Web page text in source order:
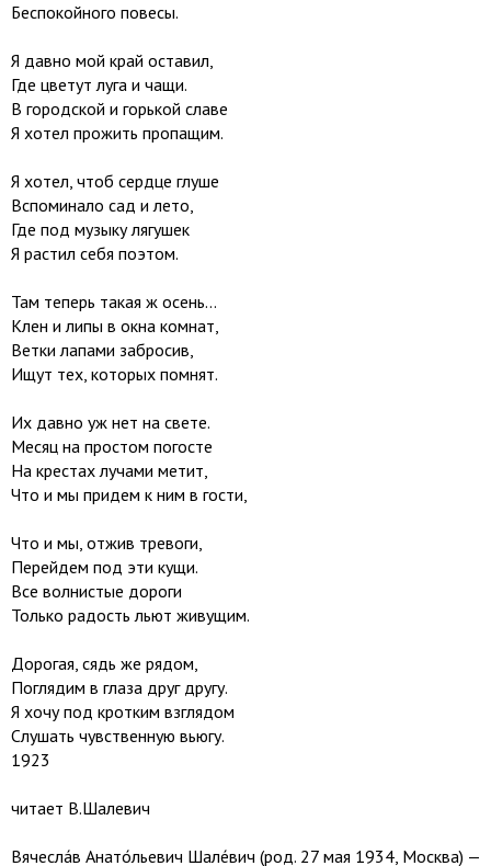
Беспокойного повесы.
Я давно мой край оставил,
Где цветут луга и чащи.
В городской и горькой славе
Я хотел прожить пропащим.
Я хотел, чтоб сердце глуше
Вспоминало сад и лето,
Где под музыку лягушек
Я растил себя поэтом.
Там теперь такая ж осень...
Клен и липы в окна комнат,
Ветки лапами забросив,
Ищут тех, которых помнят.
Их давно уж нет на свете.
Месяц на простом погосте
На крестах лучами метит,
Что и мы придем к ним в гости,
Что и мы, отжив тревоги,
Перейдем под эти кущи.
Все волнистые дороги
Только радость льют живущим.
Дорогая, сядь же рядом,
Поглядим в глаза друг другу.
Я хочу под кротким взглядом
Слушать чувственную вьюгу.
1923
читает В.Шалевич
Вячесла́в Анато́льевич Шале́вич (род. 27 мая 1934, Москва) —